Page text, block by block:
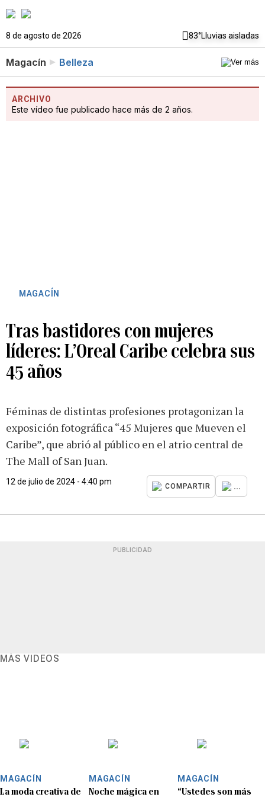
8 de agosto de 2026 83°Lluvias aisladas
Magacín Belleza
ARCHIVO
Este vídeo fue publicado hace más de 2 años.
MAGACÍN
Tras bastidores con mujeres
líderes: L’Oreal Caribe celebra sus
45 años
Féminas de distintas profesiones protagonizan la
exposición fotográfica “45 Mujeres que Mueven el
Caribe”, que abrió al público en el atrio central de
The Mall of San Juan.
12 de julio de 2024 - 4:40 pm
COMPARTIR ...
PUBLICIDAD
MÁS VIDEOS
MAGACÍN
La moda creativa de
MAGACÍN
Noche mágica en
MAGACÍN
“Ustedes son más